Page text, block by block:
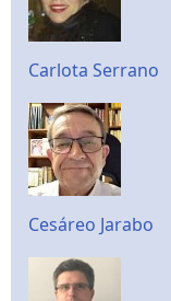
Carlota Serrano
Cesáreo Jarabo